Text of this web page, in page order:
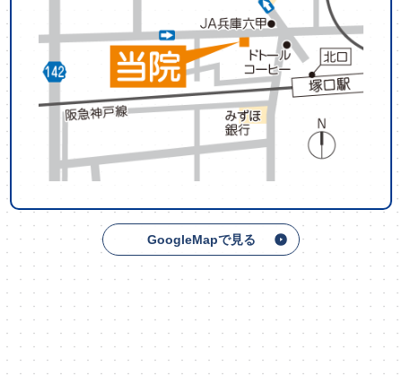
GoogleMapで見る